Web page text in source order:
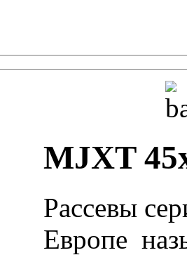
MJXT
Рассевы
Европе